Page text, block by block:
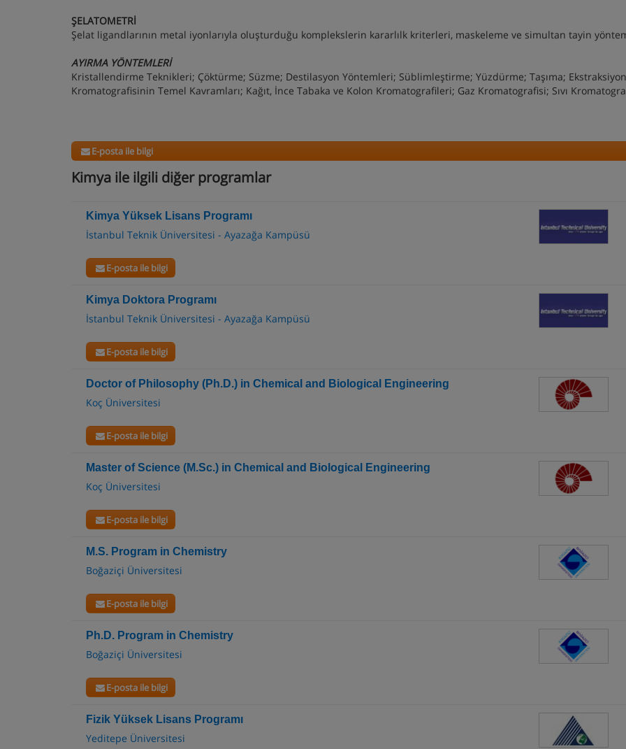
ŞELATOMETRİ
Şelat ligandlarının metal iyonlarıyla oluşturduğu komplekslerin kararlılk kriterleri, maskeleme ve simultan tayin
AYIRMA YÖNTEMLERİ
Kristallendirme Teknikleri; Çöktürme; Süzme; Destilasyon Yöntemleri; Süblimleştirme; Yüzdürme; Taşıma; Ekstraksiyon
Kromatografisinin Temel Kavramları; Kağıt, İnce Tabaka ve Kolon Kromatografileri; Gaz Kromatografisi; Sıvı
E-posta ile bilgi
Kimya ile ilgili diğer programlar
Kimya Yüksek Lisans Programı
İstanbul Teknik Üniversitesi - Ayazağa Kampüsü
E-posta ile bilgi
Kimya Doktora Programı
İstanbul Teknik Üniversitesi - Ayazağa Kampüsü
E-posta ile bilgi
Doctor of Philosophy (Ph.D.) in Chemical and Biological Engineering
Koç Üniversitesi
E-posta ile bilgi
Master of Science (M.Sc.) in Chemical and Biological Engineering
Koç Üniversitesi
E-posta ile bilgi
M.S. Program in Chemistry
Boğaziçi Üniversitesi
E-posta ile bilgi
Ph.D. Program in Chemistry
Boğaziçi Üniversitesi
E-posta ile bilgi
Fizik Yüksek Lisans Programı
Yeditepe Üniversitesi